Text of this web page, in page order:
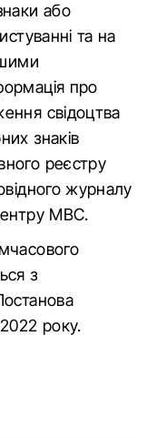
або
та на
про
свідоцтва
знаків
реєстру
журналу
МВС.
з
року.